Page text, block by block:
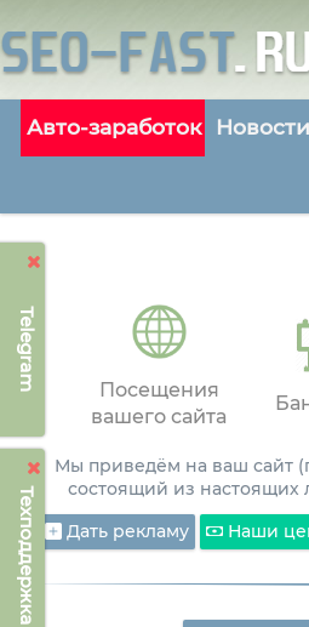
Telegram
Техподдержка
Авто-заработок Новости
Посещения
вашего сайта
Мы приведём на ваш сайт
состоящий из настоящих
Дать рекламу
Наши